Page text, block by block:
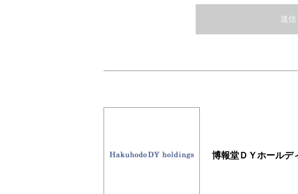
送信
博報堂ＤＹホールデ